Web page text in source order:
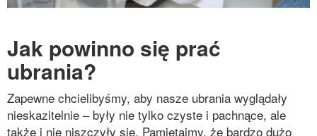
Jak powinno się prać
ubrania?
Zapewne chcielibyśmy, aby nasze ubrania wyglądały
nieskazitelnie – były nie tylko czyste i pachnące, ale
także i nie niszczyły się. Pamiętajmy, że bardzo dużo